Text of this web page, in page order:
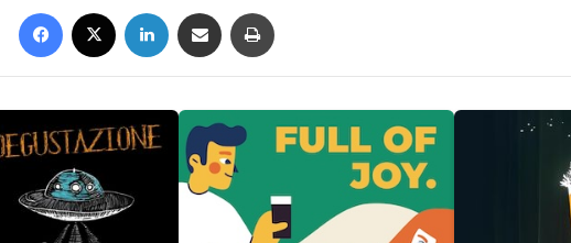
Facebook LinkedIn Condividi via mail